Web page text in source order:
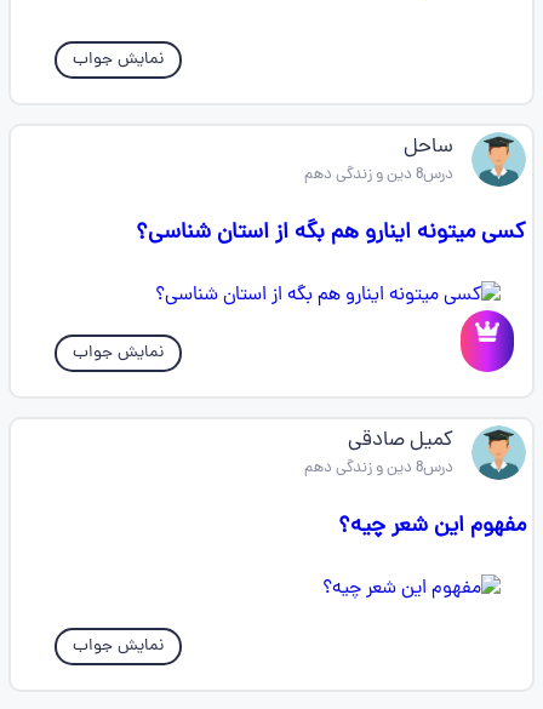
نمایش جواب
ساحل
درس8 دین و زندگی دهم
کسی میتونه اینارو هم بگه از استان شناسی؟
نمایش جواب
کمیل صادقی
درس8 دین و زندگی دهم
مفهوم این شعر چیه؟
نمایش جواب